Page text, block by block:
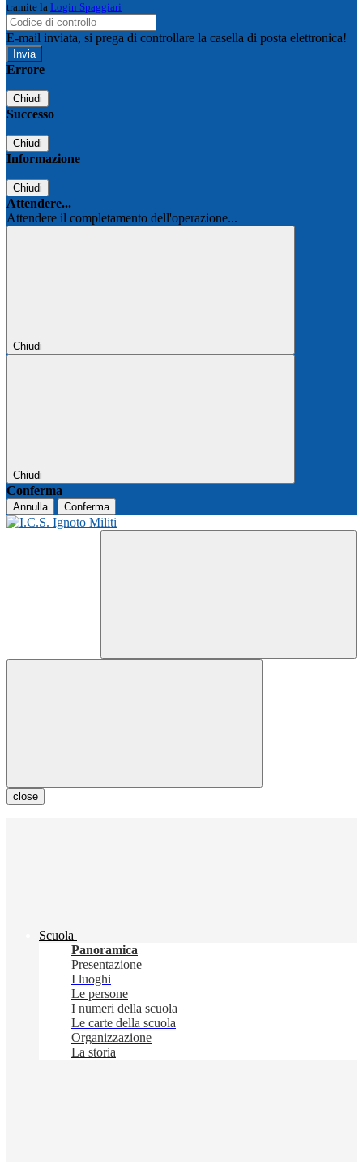
tramite la Login Spaggiari
E-mail inviata, si prega di controllare la casella di posta elettronica!
Errore
Chiudi
Successo
Chiudi
Informazione
Chiudi
Attendere...
Attendere il completamento dell'operazione...
Chiudi
Chiudi
Conferma
Annulla Conferma
close
Scuola
Panoramica
Presentazione
I luoghi
Le persone
I numeri della scuola
Le carte della scuola
Organizzazione
La storia